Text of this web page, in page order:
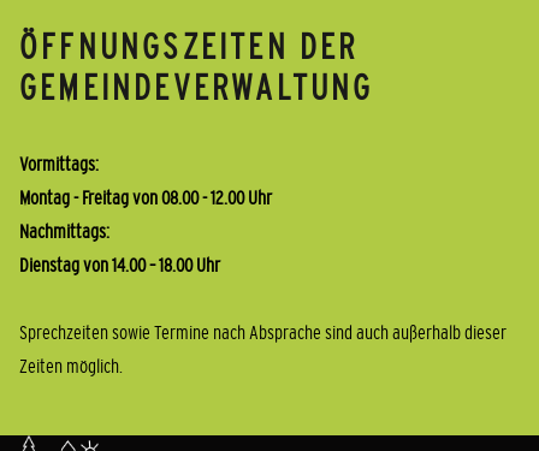
ÖFFNUNGSZEITEN DER
GEMEINDEVERWALTUNG
Vormittags:
Montag - Freitag von 08.00 - 12.00 Uhr
Nachmittags:
Dienstag von 14.00 – 18.00 Uhr
Sprechzeiten sowie Termine nach Absprache sind auch außerhalb dieser
Zeiten möglich.